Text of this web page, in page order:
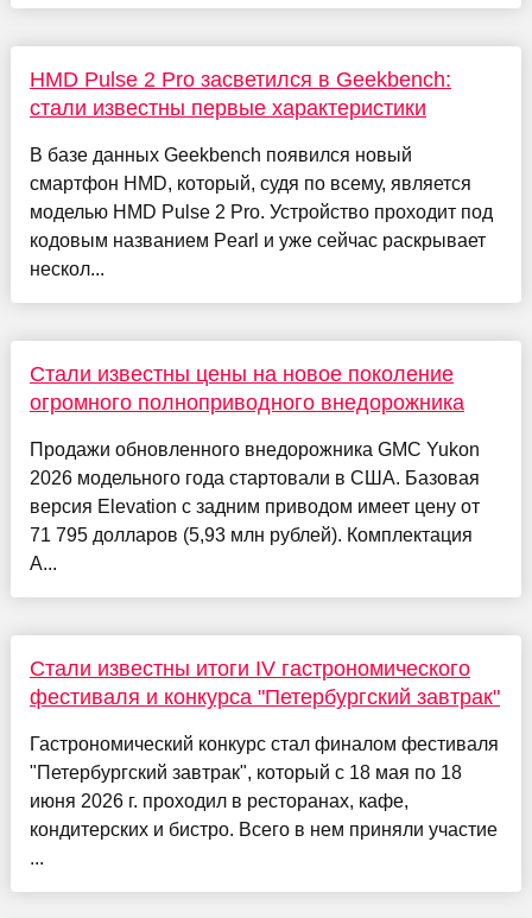
HMD Pulse 2 Pro засветился в Geekbench:
стали известны первые характеристики
В базе данных Geekbench появился новый
смартфон HMD, который, судя по всему, является
моделью HMD Pulse 2 Pro. Устройство проходит под
кодовым названием Pearl и уже сейчас раскрывает
нескол...
Стали известны цены на новое поколение
огромного полноприводного внедорожника
Продажи обновленного внедорожника GMC Yukon
2026 модельного года стартовали в США. Базовая
версия Elevation с задним приводом имеет цену от
71 795 долларов (5,93 млн рублей). Комплектация
A...
Стали известны итоги IV гастрономического
фестиваля и конкурса "Петербургский завтрак"
Гастрономический конкурс стал финалом фестиваля
"Петербургский завтрак", который с 18 мая по 18
июня 2026 г. проходил в ресторанах, кафе,
кондитерских и бистро. Всего в нем приняли участие
...